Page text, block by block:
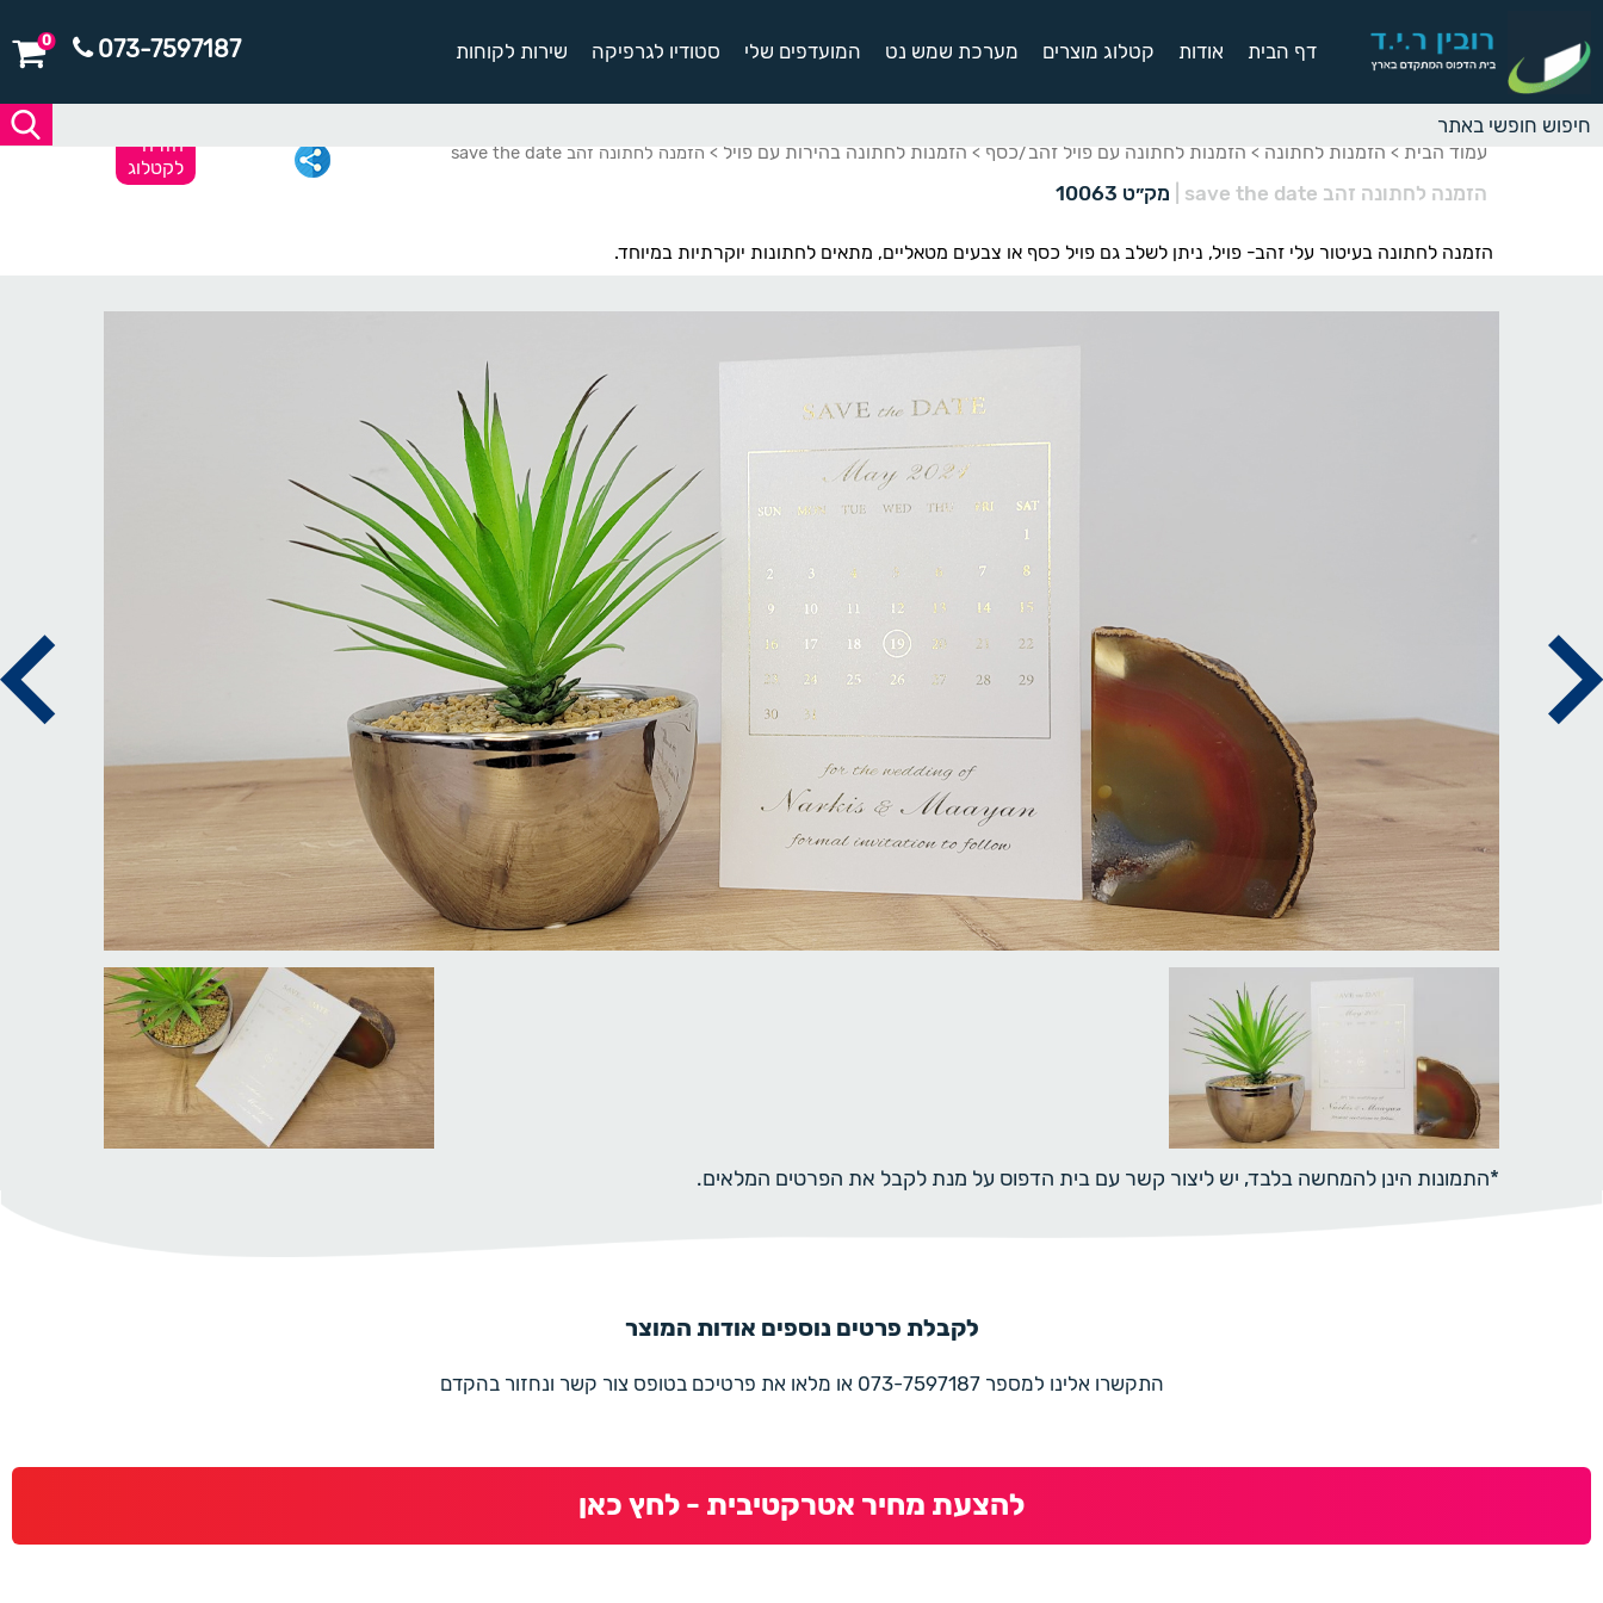
דף הבית אודות קטלוג מוצרים מערכת שמש נט המועדפים שלי סטודיו לגרפיקה שירות לקוחות 073-7597187
0
עמוד הבית > הזמנות לחתונה > הזמנות לחתונה עם פויל זהב/כסף > הזמנות לחתונה בהירות עם פויל > הזמנה לחתונה זהב save the date
הזמנה לחתונה זהב save the date מק״ט 10063
חזרה
לקטלוג
הזמנה לחתונה בעיטור עלי זהב- פויל, ניתן לשלב גם פויל כסף או צבעים מטאליים, מתאים לחתונות יוקרתיות במיוחד.
*התמונות הינן להמחשה בלבד, יש ליצור קשר עם בית הדפוס על מנת לקבל את הפרטים המלאים.
לקבלת פרטים נוספים אודות המוצר
התקשרו אלינו למספר 073-7597187 או מלאו את פרטיכם בטופס צור קשר ונחזור בהקדם
להצעת מחיר אטרקטיבית - לחץ כאן